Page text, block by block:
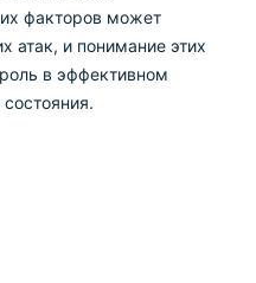
факторов может
атак, и понимание этих
в эффективном